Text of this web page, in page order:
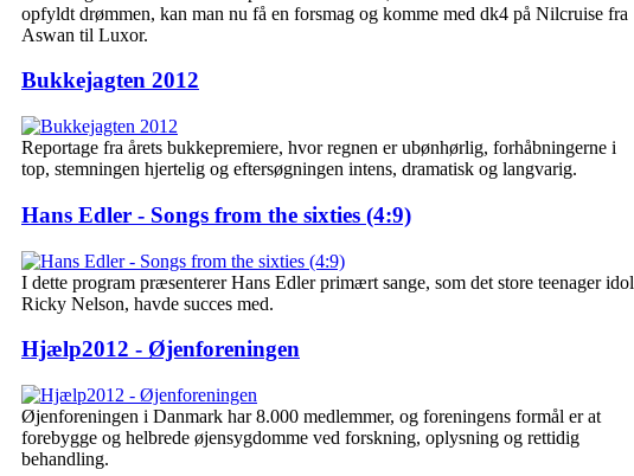
opfyldt drømmen, kan man nu få en forsmag og komme med dk4 på Nilcruise fra
Aswan til Luxor.
Bukkejagten 2012
Reportage fra årets bukkepremiere, hvor regnen er ubønhørlig, forhåbningerne i
top, stemningen hjertelig og eftersøgningen intens, dramatisk og langvarig.
Hans Edler - Songs from the sixties (4:9)
I dette program præsenterer Hans Edler primært sange, som det store teenager idol
Ricky Nelson, havde succes med.
Hjælp2012 - Øjenforeningen
Øjenforeningen i Danmark har 8.000 medlemmer, og foreningens formål er at
forebygge og helbrede øjensygdomme ved forskning, oplysning og rettidig
behandling.